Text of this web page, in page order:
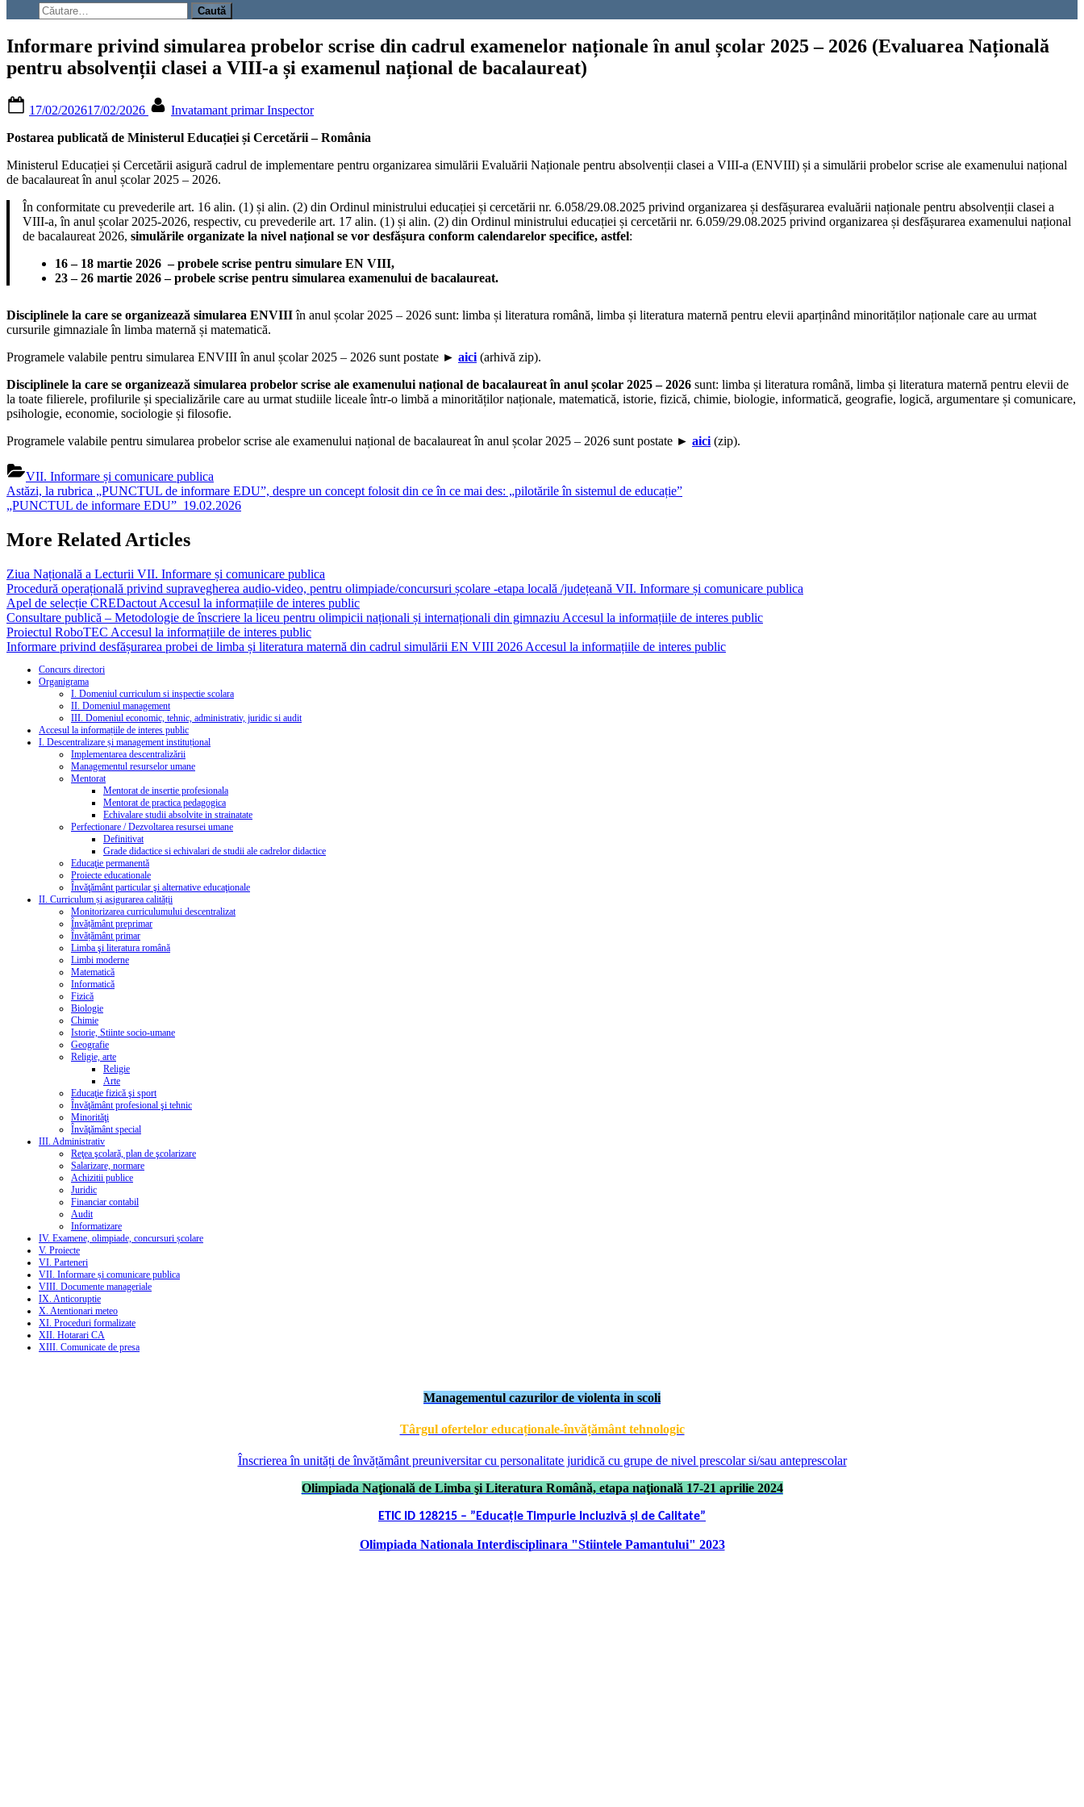
form
Caută
după:
Informare privind simularea probelor scrise din cadrul examenelor naționale în anul școlar 2025 – 2026 (Evaluarea Națională
pentru absolvenții clasei a VIII-a și examenul național de bacalaureat)
on
17/02/202617/02/2026
Invatamant primar Inspector
Postarea publicată de Ministerul Educației și Cercetării – România
Ministerul Educației și Cercetării asigură cadrul de implementare pentru organizarea simulării Evaluării Naționale pentru absolvenții clasei a VIII-a (ENVIII) și a simulării probelor scrise ale examenului național
de bacalaureat în anul școlar 2025 – 2026.
În conformitate cu prevederile art. 16 alin. (1) și alin. (2) din Ordinul ministrului educației și cercetării nr. 6.058/29.08.2025 privind organizarea și desfășurarea evaluării naționale pentru absolvenții clasei a
VIII-a, în anul școlar 2025-2026, respectiv, cu prevederile art. 17 alin. (1) și alin. (2) din Ordinul ministrului educației și cercetării nr. 6.059/29.08.2025 privind organizarea și desfășurarea examenului național
de bacalaureat 2026, simulările organizate la nivel național se vor desfășura conform calendarelor specifice, astfel:
16 – 18 martie 2026 – probele scrise pentru simulare EN VIII,
23 – 26 martie 2026 – probele scrise pentru simularea examenului de bacalaureat.
Disciplinele la care se organizează simularea ENVIIIîn anul școlar 2025 – 2026 sunt: limba și literatura română, limba și literatura maternă pentru elevii aparținând minorităților naționale care au urmat
cursurile gimnaziale în limba maternă și matematică.
Programele valabile pentru simularea ENVIII în anul școlar 2025 – 2026 sunt postate ► aici (arhivă zip).
Disciplinele la care se organizează simularea probelor scrise ale examenului național de bacalaureat în anul școlar 2025 – 2026 sunt: limba și literatura română, limba și literatura maternă pentru elevii de
la toate filierele, profilurile și specializările care au urmat studiile liceale într-o limbă a minorităților naționale, matematică, istorie, fizică, chimie, biologie, informatică, geografie, logică, argumentare și comunicare,
psihologie, economie, sociologie și filosofie.
Programele valabile pentru simularea probelor scrise ale examenului național de bacalaureat în anul școlar 2025 – 2026 sunt postate ► aici (zip).
VII. Informare și comunicare publica
Navigare
în
articole
Previous
Post:
Astăzi, la rubrica „PUNCTUL de informare EDU”, despre un concept folosit din ce în ce mai des: „pilotările în sistemul de educație”
Next
„PUNCTUL de informare EDU”_19.02.2026
More Related Articles
Ziua Națională a Lecturii VII. Informare și comunicare publica
Procedură operațională privind supravegherea audio-video, pentru olimpiade/concursuri școlare -etapa locală /județeană VII. Informare și comunicare publica
Apel de selecție CREDactout Accesul la informațiile de interes public
Consultare publică – Metodologie de înscriere la liceu pentru olimpicii naționali și internaționali din gimnaziu Accesul la informațiile de interes public
Proiectul RoboTEC Accesul la informațiile de interes public
Informare privind desfășurarea probei de limba și literatura maternă din cadrul simulării EN VIII 2026 Accesul la informațiile de interes public
Concurs directori
Organigrama
I. Domeniul curriculum si inspectie scolara
II. Domeniul management
III. Domeniul economic, tehnic, administrativ, juridic si audit
Accesul la informațiile de interes public
I. Descentralizare și management instituțional
Implementarea descentralizării
Managementul resurselor umane
Mentorat
Mentorat de insertie profesionala
Mentorat de practica pedagogica
Echivalare studii absolvite in strainatate
Perfectionare / Dezvoltarea resursei umane
Definitivat
Grade didactice si echivalari de studii ale cadrelor didactice
Educaţie permanentă
Proiecte educationale
Învăţământ particular şi alternative educaţionale
II. Curriculum și asigurarea calității
Monitorizarea curriculumului descentralizat
Învățământ preprimar
Învățământ primar
Limba şi literatura română
Limbi moderne
Matematică
Informatică
Fizică
Biologie
Chimie
Istorie, Stiinte socio-umane
Geografie
Religie, arte
Religie
Arte
Educaţie fizică şi sport
Învăţământ profesional şi tehnic
Minorităţi
Învăţământ special
III. Administrativ
Reţea şcolară, plan de şcolarizare
Salarizare, normare
Achizitii publice
Juridic
Financiar contabil
Audit
Informatizare
IV. Examene, olimpiade, concursuri școlare
V. Proiecte
VI. Parteneri
VII. Informare și comunicare publica
VIII. Documente manageriale
IX. Anticoruptie
X. Atentionari meteo
XI. Proceduri formalizate
XII. Hotarari CA
XIII. Comunicate de presa
Managementul cazurilor de violenta in scoli
Târgul ofertelor educaționale-învățământ tehnologic
Înscrierea în unități de învățământ preuniversitar cu personalitate juridică cu grupe de nivel prescolar si/sau anteprescolar
Olimpiada Naţională de Limba şi Literatura Română, etapa naţională 17-21 aprilie 2024
ETIC ID 128215 – ”Educație Timpurie Incluzivă și de Calitate”
Olimpiada Nationala Interdisciplinara "Stiintele Pamantului" 2023